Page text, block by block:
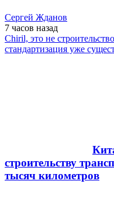
Сергей Жданов
7 часов назад
Chiril, это не
стандартизация уже
строительству
тысяч километров